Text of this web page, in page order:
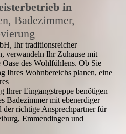
in
Badezimmer,
Ihr traditionsreicher
verwandeln Ihr Zuhause mit
Oase des Wohlfühlens. Ob Sie
Ihres Wohnbereichs planen, eine
Ihrer Eingangstreppe benötigen
Badezimmer mit ebenerdiger
richtige Ansprechpartner für
Emmendingen und